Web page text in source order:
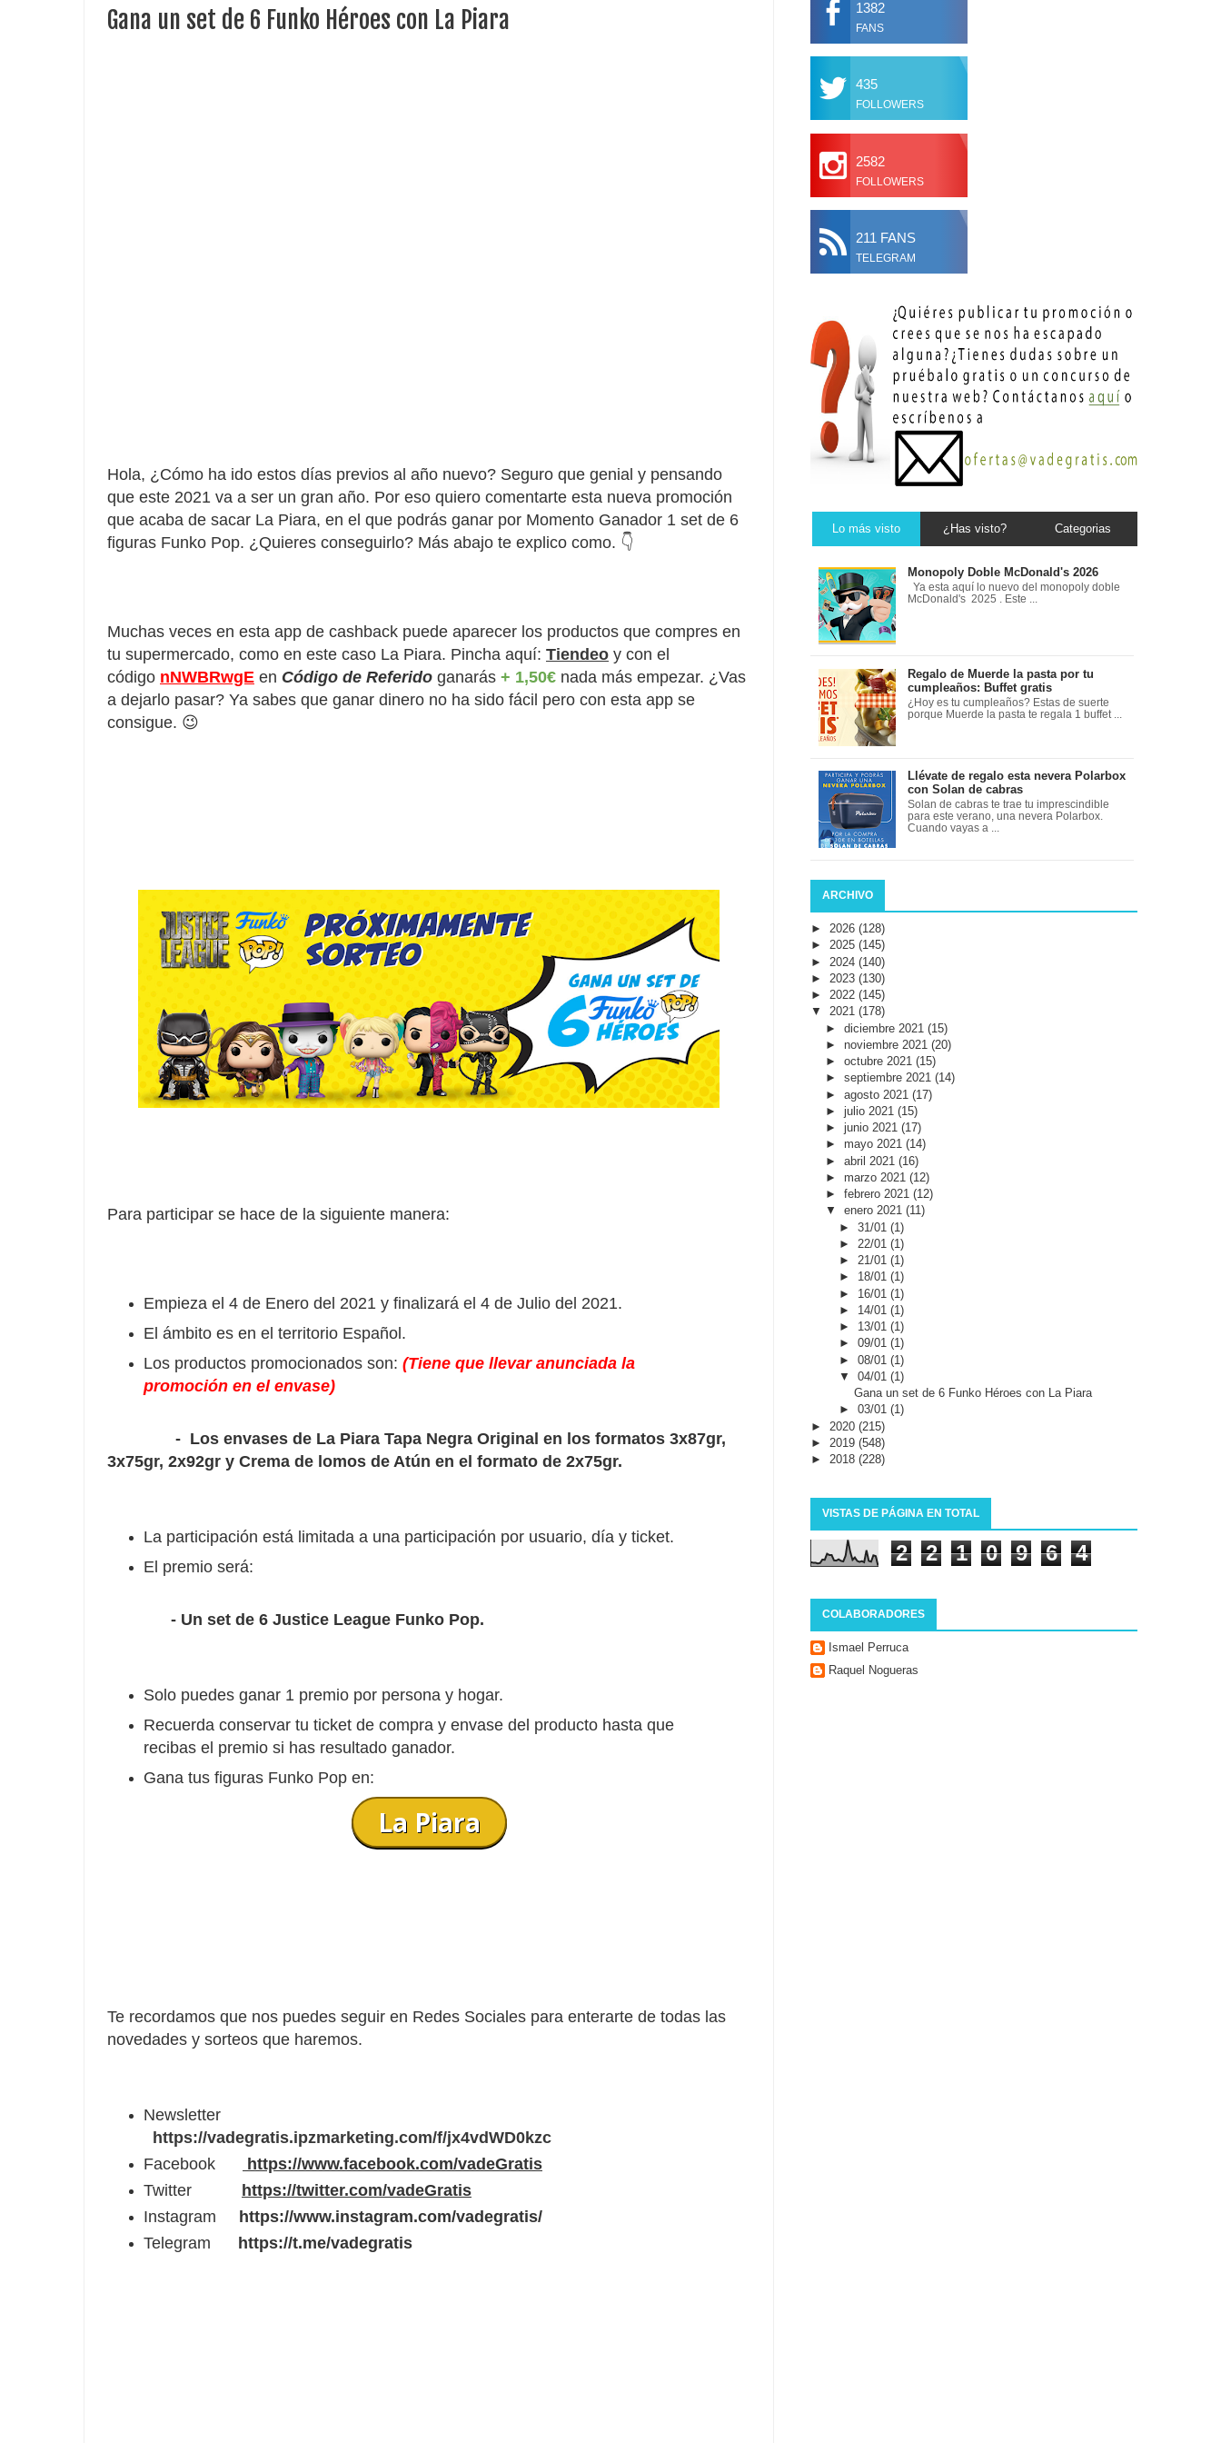
Gana un set de 6 Funko Héroes con La Piara
Hola, ¿Cómo ha ido estos días previos al año nuevo? Seguro que genial y pensando
que este 2021 va a ser un gran año. Por eso quiero comentarte esta nueva promoción
que acaba de sacar La Piara, en el que podrás ganar por Momento Ganador 1 set de 6
figuras Funko Pop. ¿Quieres conseguirlo? Más abajo te explico como. 👇
Muchas veces en esta app de cashback puede aparecer los productos que compres en
tu supermercado, como en este caso La Piara. Pincha aquí: Tiendeo y con el
código nNWBRwgE en Código de Referido ganarás + 1,50€ nada más empezar. ¿Vas
a dejarlo pasar? Ya sabes que ganar dinero no ha sido fácil pero con esta app se
consigue. 😉
Para participar se hace de la siguiente manera:
Empieza el 4 de Enero del 2021 y finalizará el 4 de Julio del 2021.
El ámbito es en el territorio Español.
Los productos promocionados son: (Tiene que llevar anunciada la
promoción en el envase)
- Los envases de La Piara Tapa Negra Original en los formatos 3x87gr,
3x75gr, 2x92gr y Crema de lomos de Atún en el formato de 2x75gr.
La participación está limitada a una participación por usuario, día y ticket.
El premio será:
- Un set de 6 Justice League Funko Pop.
Solo puedes ganar 1 premio por persona y hogar.
Recuerda conservar tu ticket de compra y envase del producto hasta que
recibas el premio si has resultado ganador.
Gana tus figuras Funko Pop en:
La Piara
Te recordamos que nos puedes seguir en Redes Sociales para enterarte de todas las
novedades y sorteos que haremos.
Newsletter
https://vadegratis.ipzmarketing.com/f/jx4vdWD0kzc
Facebook
https://www.facebook.com/vadeGratis
Twitter https://twitter.com/vadeGratis
Instagram https://www.instagram.com/vadegratis/
Telegram
https://t.me/vadegratis
1382
FANS
435
FOLLOWERS
2582
FOLLOWERS
211 FANS
TELEGRAM
Lo más visto ¿Has visto? Categorias
Monopoly Doble McDonald's 2026
Ya esta aquí lo nuevo del monopoly doble
McDonald's 2025 . Este ...
Regalo de Muerde la pasta por tu
cumpleaños: Buffet gratis
¿Hoy es tu cumpleaños? Estas de suerte
porque Muerde la pasta te regala 1 buffet ...
Llévate de regalo esta nevera Polarbox
con Solan de cabras
Solan de cabras te trae tu imprescindible
para este verano, una nevera Polarbox.
Cuando vayas a ...
ARCHIVO
► 2026 (128)
► 2025 (145)
► 2024 (140)
► 2023 (130)
► 2022 (145)
▼ 2021 (178)
► diciembre 2021 (15)
► noviembre 2021 (20)
► octubre 2021 (15)
► septiembre 2021 (14)
► agosto 2021 (17)
► julio 2021 (15)
► junio 2021 (17)
► mayo 2021 (14)
► abril 2021 (16)
► marzo 2021 (12)
► febrero 2021 (12)
▼ enero 2021 (11)
►31/01(1)
► 22/01(1)
►21/01(1)
► 18/01(1)
► 16/01(1)
► 14/01(1)
► 13/01(1)
►09/01(1)
►08/01(1)
▼04/01(1)
Gana un set de 6 Funko Héroes con La Piara
►03/01(1)
► 2020 (215)
► 2019 (548)
► 2018 (228)
VISTAS DE PÁGINA EN TOTAL
2 2 1 0 9 6 4
COLABORADORES
Ismael Perruca
Raquel Nogueras